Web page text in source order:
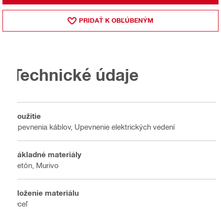
PRIDAŤ K OBĽÚBENÝM
Technické údaje
Použitie
Upevnenia káblov, Upevnenie elektrických vedení
Základné materiály
Betón, Murivo
Zloženie materiálu
Oceľ